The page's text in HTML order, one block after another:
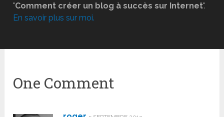
"Comment créer un blog à succès sur Internet".
En savoir plus sur moi.
One Comment